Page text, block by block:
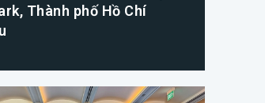
Thành phố Hồ Chí